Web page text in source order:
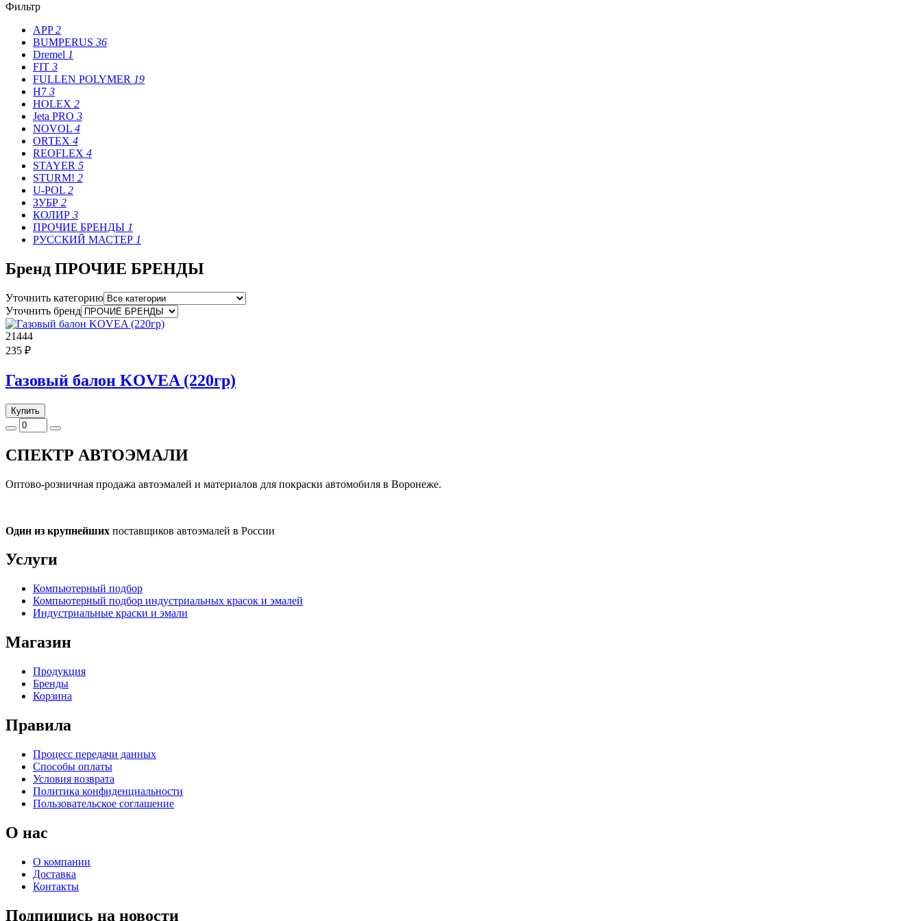
Фильтр
APP2
BUMPERUS 36
Dremel 1
FIT 3
FULLEN POLYMER 19
H7 3
HOLEX 2
Jeta PRO 3
NOVOL 4
ORTEX 4
REOFLEX 4
STAYER 5
STURM! 2
U-POL 2
ЗУБР 2
КОЛИР 3
ПРОЧИЕ БРЕНДЫ 1
РУССКИЙ МАСТЕР 1
Бренд ПРОЧИЕ БРЕНДЫ
Уточнить категорию
Уточнить бренд
21444
235 ₽
Газовый балон KOVEA (220гр)
Купить
СПЕКТР АВТОЭМАЛИ
Оптово-розничная продажа автоэмалей и материалов для покраски автомобиля в Воронеже.
Один из крупнейших поставщиков автоэмалей в России
Услуги
Компьютерный подбор
Компьютерный подбор индустриальных красок и эмалей
Индустриальные краски и эмали
Магазин
Продукция
Бренды
Корзина
Правила
Процесс передачи данных
Способы оплаты
Условия возврата
Политика конфиденциальности
Пользовательское соглашение
О нас
О компании
Доставка
Контакты
Подпишись на новости